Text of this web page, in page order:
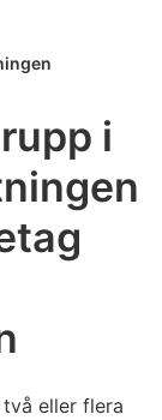
i
eller flera